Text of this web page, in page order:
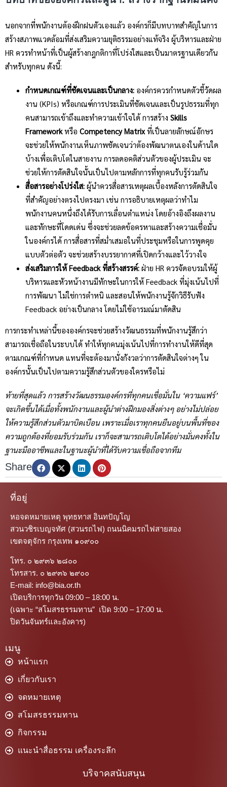
นอกจากที่พนักงานต้องฝึกฝนตัวเองแล้ว องค์กรก็มีบทบาทสำคัญในการ
สร้างสภาพแวดล้อมที่ส่งเสริมความยุติธรรมอย่างแท้จริง ผู้บริหารและฝ่าย
HR ควรทำหน้าที่เป็นผู้สร้างกฎกติกาที่โปร่งใสและเป็นมาตรฐานเดียวกัน
สำหรับทุกคน ดังนี้:
กำหนดเกณฑ์ที่ชัดเจนและเป็นกลาง: องค์กรควรกำหนดตัวชี้วัดผล
งาน (KPIs) หรือเกณฑ์การประเมินที่ชัดเจนและเป็นรูปธรรมที่ทุก
คนสามารถเข้าถึงและทำความเข้าใจได้ การสร้าง Skills
Frameworkหรือ Competency Matrixที่เป็นลายลักษณ์อักษร
จะช่วยให้พนักงานเห็นภาพชัดเจนว่าต้องพัฒนาตนเองในด้านใด
บ้างเพื่อเติบโตในสายงาน การลดอคติส่วนตัวของผู้ประเมิน จะ
ช่วยให้การตัดสินใจนั้นเป็นไปตามหลักการที่ทุกคนรับรู้ร่วมกัน
สื่อสารอย่างโปร่งใส: ผู้นำควรสื่อสารเหตุผลเบื้องหลังการตัดสินใจ
ที่สำคัญอย่างตรงไปตรงมา เช่น การอธิบายเหตุผลว่าทำไม
พนักงานคนหนึ่งถึงได้รับการเลื่อนตำแหน่ง โดยอ้างอิงถึงผลงาน
และทักษะที่โดดเด่น ซึ่งจะช่วยลดข้อครหาและสร้างความเชื่อมั่น
ในองค์กรได้ การสื่อสารที่สม่ำเสมอในที่ประชุมหรือในการพูดคุย
แบบตัวต่อตัว จะช่วยสร้างบรรยากาศที่เปิดกว้างและไว้วางใจ
ส่งเสริมการให้ Feedback ที่สร้างสรรค์: ฝ่าย HR ควรจัดอบรมให้ผู้
บริหารและหัวหน้างานมีทักษะในการให้ Feedback ที่มุ่งเน้นไปที่
การพัฒนา ไม่ใช่การตำหนิ และสอนให้พนักงานรู้จักวิธีรับฟัง
Feedback อย่างเป็นกลาง โดยไม่ใช้อารมณ์มาตัดสิน
การกระทำเหล่านี้ขององค์กรจะช่วยสร้างวัฒนธรรมที่พนักงานรู้สึกว่า
สามารถเชื่อถือในระบบได้ ทำให้ทุกคนมุ่งเน้นไปที่การทำงานให้ดีที่สุด
ตามเกณฑ์ที่กำหนด แทนที่จะต้องมานั่งกังวลว่าการตัดสินใจต่างๆ ใน
องค์กรนั้นเป็นไปตามความรู้สึกส่วนตัวของใครหรือไม่
ท้ายที่สุดแล้ว การสร้างวัฒนธรรมองค์กรที่ทุกคนเชื่อมั่นใน ‘ความแฟร์’
จะเกิดขึ้นได้เมื่อทั้งพนักงานและผู้นำต่างฝึกมองสิ่งต่างๆ อย่างไม่ปล่อย
ให้ความรู้สึกส่วนตัวมาบิดเบือน เพราะเมื่อเราทุกคนยืนอยู่บนพื้นที่ของ
ความถูกต้องที่ยอมรับร่วมกัน เราก็จะสามารถเติบโตได้อย่างมั่นคงทั้งใน
ฐานะมืออาชีพและในฐานะผู้นำที่ได้รับความเชื่อถือจากทีม
Share
ที่อยู่
หอจดหมายเหตุ พุทธทาส อินทปัญโญ
สวนวชิรเบญจทัศ (สวนรถไฟ) ถนนนิคมรถไฟสายสอง
เขตจตุจักร กรุงเทพ ๑๐๙๐๐
โทร. ๐ ๒๙๓๖ ๒๘๐๐
โทรสาร. ๐ ๒๙๓๖ ๒๙๐๐
E-mail: info@bia.or.th
เปิดบริการทุกวัน 09:00 – 18:00 น.
(เฉพาะ “สโมสรธรรมทาน” เปิด 9:00 – 17:00 น.
ปิดวันจันทร์และอังคาร)
เมนู
หน้าแรก
เกี่ยวกับเรา
จดหมายเหตุ
สโมสรธรรมทาน
กิจกรรม
แนะนำสื่อธรรม เครื่องระลึก
บริจาคสนับสนุน